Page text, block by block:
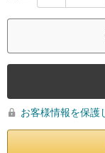
 お客様情報を保護